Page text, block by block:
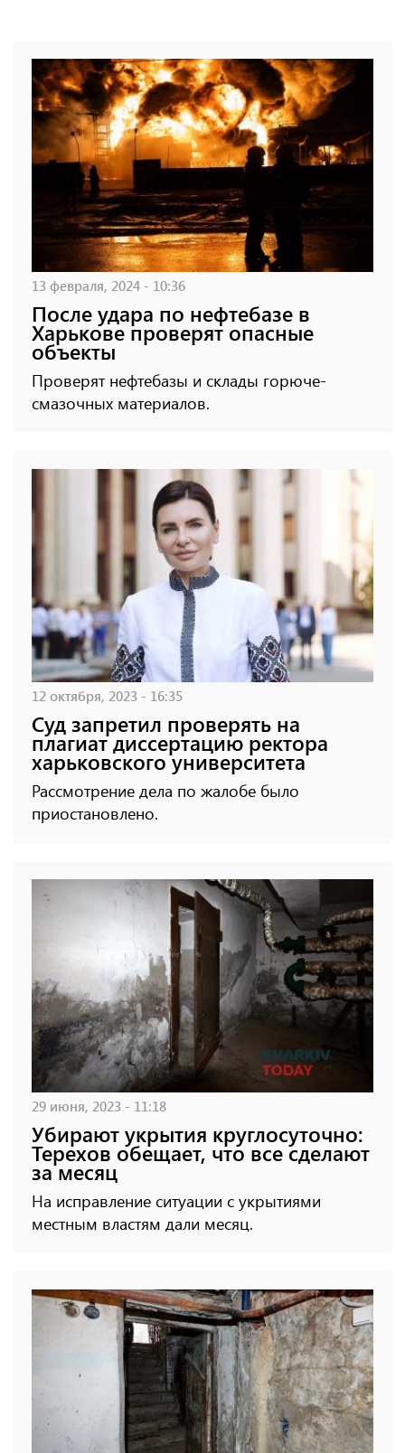
13 февраля, 2024 - 10:36
После удара по нефтебазе в
Харькове проверят опасные
объекты
Проверят нефтебазы и склады горюче-
смазочных материалов.
12 октября, 2023 - 16:35
Суд запретил проверять на
плагиат диссертацию ректора
харьковского университета
Рассмотрение дела по жалобе было
приостановлено.
29 июня, 2023 - 11:18
Убирают укрытия круглосуточно:
Терехов обещает, что все сделают
за месяц
На исправление ситуации с укрытиями
местным властям дали месяц.